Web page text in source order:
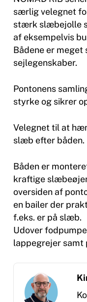
særlig velegnet
stærk slæbejolle
af eksempelvis
Bådene er meget
sejlegenskaber.
Pontonens
styrke og sikrer
Velegnet til at
slæb efter båden.
Båden er
kraftige
oversiden af
en bailer der
f.eks. er på slæb.
Udover
lappegrejer samt